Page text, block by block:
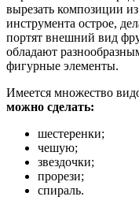
вырезать композиции
инструмента острое,
портят внешний вид
обладают
фигурные элементы.
Имеется множество
можно сделать:
шестеренки;
чешую;
звездочки;
прорези;
спираль.